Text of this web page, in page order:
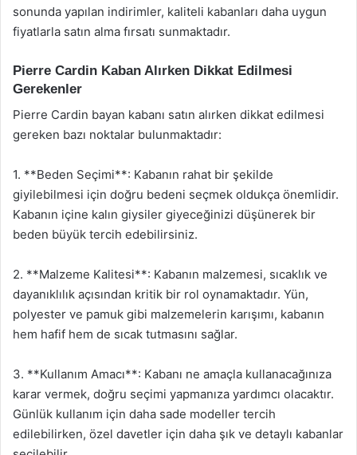
sonunda yapılan indirimler, kaliteli kabanları daha uygun
fiyatlarla satın alma fırsatı sunmaktadır.
Pierre Cardin Kaban Alırken Dikkat Edilmesi
Gerekenler
Pierre Cardin bayan kabanı satın alırken dikkat edilmesi
gereken bazı noktalar bulunmaktadır:
1. **Beden Seçimi**: Kabanın rahat bir şekilde
giyilebilmesi için doğru bedeni seçmek oldukça önemlidir.
Kabanın içine kalın giysiler giyeceğinizi düşünerek bir
beden büyük tercih edebilirsiniz.
2. **Malzeme Kalitesi**: Kabanın malzemesi, sıcaklık ve
dayanıklılık açısından kritik bir rol oynamaktadır. Yün,
polyester ve pamuk gibi malzemelerin karışımı, kabanın
hem hafif hem de sıcak tutmasını sağlar.
3. **Kullanım Amacı**: Kabanı ne amaçla kullanacağınıza
karar vermek, doğru seçimi yapmanıza yardımcı olacaktır.
Günlük kullanım için daha sade modeller tercih
edilebilirken, özel davetler için daha şık ve detaylı kabanlar